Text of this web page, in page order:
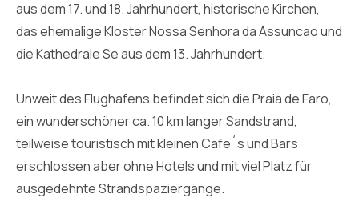
aus dem 17. und 18. Jahrhundert, historische Kirchen,
das ehemalige Kloster Nossa Senhora da Assuncao und
die Kathedrale Se aus dem 13. Jahrhundert.
Unweit des Flughafens befindet sich die Praia de Faro,
ein wunderschöner ca. 10 km langer Sandstrand,
teilweise touristisch mit kleinen Cafe´s und Bars
erschlossen aber ohne Hotels und mit viel Platz für
ausgedehnte Strandspaziergänge.